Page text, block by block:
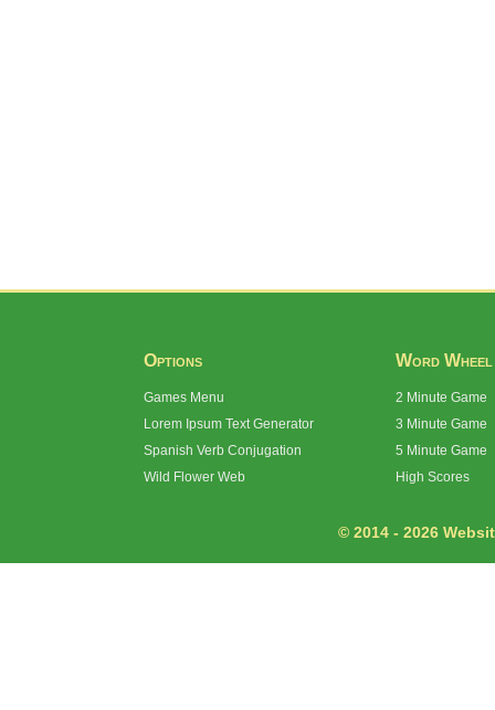
Options
Games Menu
Lorem Ipsum Text Generator
Spanish Verb Conjugation
Wild Flower Web
Word Wheel
2 Minute Game
3 Minute Game
5 Minute Game
High Scores
© 2014 - 2026